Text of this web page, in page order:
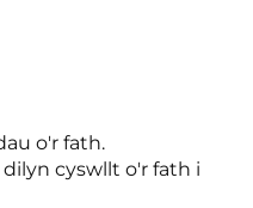
o'r fath.
cyswllt o'r fath i